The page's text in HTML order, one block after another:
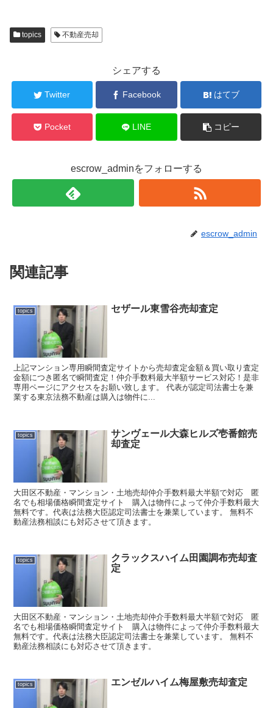
topics 不動産売却
シェアする
Twitter Facebook はてブ
Pocket LINE コピー
escrow_adminをフォローする
escrow_admin
関連記事
topics セザール東雪谷売却査定
上記マンション専用瞬間査定サイトから売却査定金額＆買い取り査定
金額につき匿名で瞬間査定！仲介手数料最大半額サービス対応！是非
専用ページにアクセスをお願い致します。 代表が認定司法書士を兼
業する東京法務不動産は購入は物件に...
topics
サンヴェール大森ヒルズ壱番館売
却査定
大田区不動産・マンション・土地売却仲介手数料最大半額で対応 匿
名でも相場価格瞬間査定サイト 購入は物件によって仲介手数料最大
無料です。代表は法務大臣認定司法書士を兼業しています。 無料不
動産法務相談にも対応させて頂きます。
topics
クラックスハイム田園調布売却査
定
大田区不動産・マンション・土地売却仲介手数料最大半額で対応 匿
名でも相場価格瞬間査定サイト 購入は物件によって仲介手数料最大
無料です。代表は法務大臣認定司法書士を兼業しています。 無料不
動産法務相談にも対応させて頂きます。
topics エンゼルハイム梅屋敷売却査定